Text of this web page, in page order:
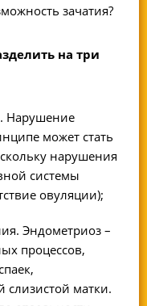
зачатия?
на три
Нарушение
может стать
нарушения
системы
овуляции);
Эндометриоз –
процессов,
слизистой матки.